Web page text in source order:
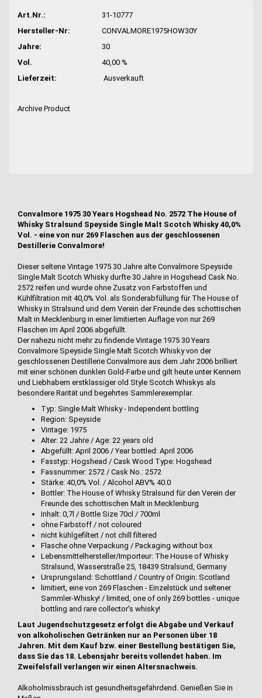
Art.Nr.:
31-10777
Hersteller-Nr:
CONVALMORE1975HOW30Y
Jahre:
30
Vol.
40,00 %
Lieferzeit:
Ausverkauft
Archive Product
Convalmore 1975 30 Years Hogshead No. 2572 The House of
Whisky Stralsund Speyside Single Malt Scotch Whisky 40,0%
Vol. - eine von nur 269 Flaschen aus der geschlossenen
Destillerie Convalmore!
Dieser seltene Vintage 1975 30 Jahre alte Convalmore Speyside
Single Malt Scotch Whisky durfte 30 Jahre in Hogshead Cask No.
2572 reifen und wurde ohne Zusatz von Farbstoffen und
Kühlfiltration mit 40,0% Vol. als Sonderabfüllung für The House of
Whisky in Stralsund und dem Verein der Freunde des schottischen
Malt in Mecklenburg in einer limitierten Auflage von nur 269
Flaschen im April 2006 abgefüllt.
Der nahezu nicht mehr zu findende Vintage 1975 30 Years
Convalmore Speyside Single Malt Scotch Whisky von der
geschlossenen Destillerie Convalmore aus dem Jahr 2006 brilliert
mit einer schönen dunklen Gold-Farbe und gilt heute unter Kennern
und Liebhabern erstklassiger old Style Scotch Whiskys als
besondere Rarität und begehrtes Sammlerexemplar.
Typ: Single Malt Whisky - Independent bottling
Region: Speyside
Vintage: 1975
Alter: 22 Jahre / Age: 22 years old
Abgefüllt: April 2006 / Year bottled: April 2006
Fasstyp: Hogshead / Cask Wood Type: Hogshead
Fassnummer: 2572 / Cask No.: 2572
Stärke: 40,0% Vol. / Alcohol ABV% 40.0
Bottler: The House of Whisky Stralsund für den Verein der
Freunde des schottischen Malt in Mecklenburg
Inhalt: 0,7l / Bottle Size 70cl / 700ml
ohne Farbstoff / not coloured
nicht kühlgefiltert / not chill filtered
Flasche ohne Verpackung / Packaging without box
Lebensmittelhersteller/Importeur: The House of Whisky
Stralsund, Wasserstraße 25, 18439 Stralsund, Germany
Ursprungsland: Schottland / Country of Origin: Scotland
limitiert, eine von 269 Flaschen - Einzelstück und seltener
Sammler-Whisky! / limited, one of only 269 bottles - unique
bottling and rare collector's whisky!
Laut Jugendschutzgesetz erfolgt die Abgabe und Verkauf
von alkoholischen Getränken nur an Personen über 18
Jahren. Mit dem Kauf bzw. einer Bestellung bestätigen Sie,
dass Sie das 18. Lebensjahr bereits vollendet haben. Im
Zweifelsfall verlangen wir einen Altersnachweis.
Alkoholmissbrauch ist gesundheitsgefährdend. Genießen Sie in